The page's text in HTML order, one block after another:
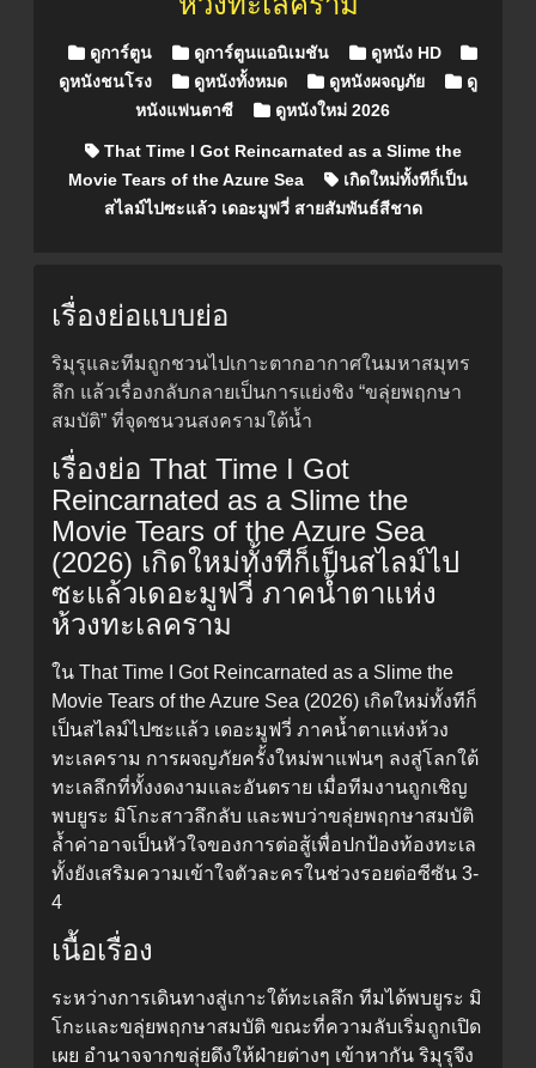
Posted in
ดูการ์ตูน ดูการ์ตูนแอนิเมชัน
ดูหนัง HD
ดูหนังชนโรง
ดูหนังทั้งหมด ดูหนังผจญภัย
ดู
หนังแฟนตาซี
ดูหนังใหม่ 2026
That Time I Got Reincarnated as a Slime the
Movie Tears of the Azure Sea
เกิดใหม่ทั้งทีก็เป็น
สไลม์ไปซะแล้ว เดอะมูฟวี่ สายสัมพันธ์สีชาด
เรื่องย่อแบบย่อ
ริมุรุและทีมถูกชวนไปเกาะตากอากาศในมหาสมุทร
ลึก แล้วเรื่องกลับกลายเป็นการแย่งชิง “ขลุ่ยพฤกษา
สมบัติ” ที่จุดชนวนสงครามใต้น้ำ
เรื่องย่อ That Time I Got
Reincarnated as a Slime the
Movie Tears of the Azure Sea
(2026) เกิดใหม่ทั้งทีก็เป็นสไลม์ไป
ซะแล้วเดอะมูฟวี่ ภาคน้ำตาแห่ง
ห้วงทะเลคราม
ใน That Time I Got Reincarnated as a Slime the
Movie Tears of the Azure Sea (2026) เกิดใหม่ทั้งทีก็
เป็นสไลม์ไปซะแล้ว เดอะมูฟวี่ ภาคน้ำตาแห่งห้วง
ทะเลคราม การผจญภัยครั้งใหม่พาแฟนๆ ลงสู่โลกใต้
ทะเลลึกที่ทั้งงดงามและอันตราย เมื่อทีมงานถูกเชิญ
พบยูระ มิโกะสาวลึกลับ และพบว่าขลุ่ยพฤกษาสมบัติ
ล้ำค่าอาจเป็นหัวใจของการต่อสู้เพื่อปกป้องท้องทะเล
ทั้งยังเสริมความเข้าใจตัวละครในช่วงรอยต่อซีซัน 3-
4
เนื้อเรื่อง
ระหว่างการเดินทางสู่เกาะใต้ทะเลลึก ทีมได้พบยูระ มิ
โกะและขลุ่ยพฤกษาสมบัติ ขณะที่ความลับเริ่มถูกเปิด
เผย อำนาจจากขลุ่ยดึงให้ฝ่ายต่างๆ เข้าหากัน ริมุรุจึง